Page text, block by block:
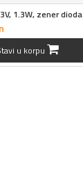
1.3W, zener dioda
u korpu